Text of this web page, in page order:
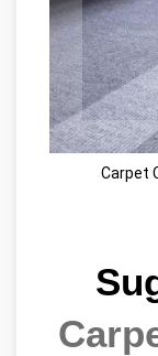
Carpet